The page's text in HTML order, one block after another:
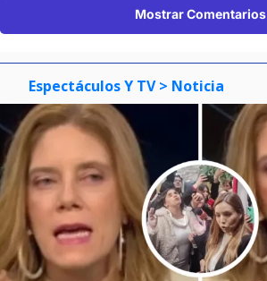
Mostrar Comentarios
Espectáculos Y TV > Noticia